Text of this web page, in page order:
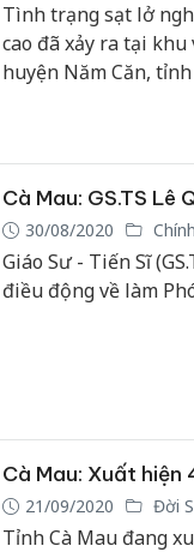
Tình trạng sạt lở
cao đã xảy ra tại
huyện Năm Căn,
Cà Mau: GS.TS Lê
30/08/2020
Giáo Sư - Tiến Sĩ
điều động về làm
Cà Mau: Xuất
21/09/2020 Đời
Tỉnh Cà Mau đang